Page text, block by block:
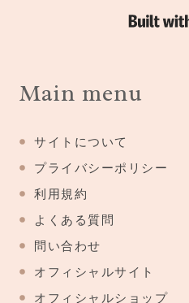
Main menu
サイトについて
プライバシーポリシー
利用規約
よくある質問
問い合わせ
オフィシャルサイト
オフィシャルショップ